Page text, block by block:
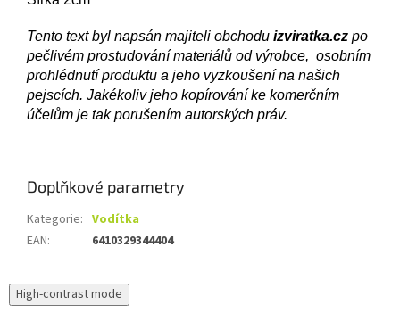
Tento text byl napsán majiteli obchodu izviratka.cz po
pečlivém prostudování materiálů od výrobce, osobním
prohlédnutí produktu a jeho vyzkoušení na našich
pejscích. Jakékoliv jeho kopírování ke komerčním
účelům je tak porušením autorských práv.
Doplňkové parametry
Kategorie: Vodítka
EAN: 6410329344404
High-contrast mode